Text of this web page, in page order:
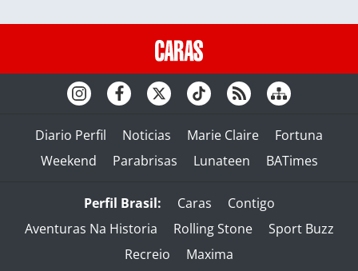
Diario Perfil Noticias Marie Claire
Fortuna
Weekend
Parabrisas Lunateen BATimes
Perfil Brasil: Caras
Contigo
Aventuras Na Historia
Rolling Stone
Sport Buzz
Recreio
Maxima